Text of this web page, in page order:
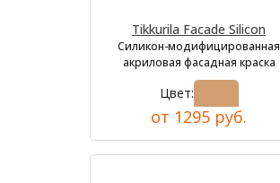
Tikkurila Facade Silicon
Силикон-модифицированная
акриловая фасадная краска
Цвет:
от 1295 руб.